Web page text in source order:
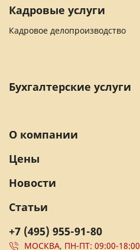
Кадровые услуги
Кадровое делопроизводство
Бухгалтерские услуги
+7 (495) 955-91-80
МОСКВА, ПН-ПТ: 09:00-18:00
О компании
Цены
Новости
Статьи